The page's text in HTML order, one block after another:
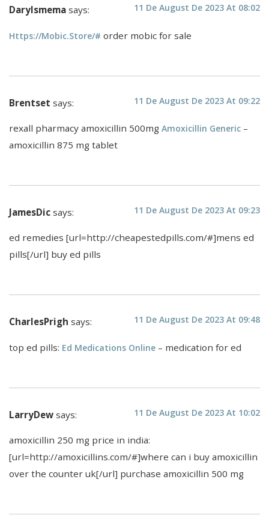
Darylsmema says: 11 De August De 2023 At 08:02
Https://mobic.store/# order mobic for sale
Brentset says: 11 De August De 2023 At 09:22
rexall pharmacy amoxicillin 500mg Amoxicillin Generic –
amoxicillin 875 mg tablet
JamesDic says: 11 De August De 2023 At 09:23
ed remedies [url=http://cheapestedpills.com/#]mens ed
pills[/url] buy ed pills
CharlesPrigh says: 11 De August De 2023 At 09:48
top ed pills: Ed Medications Online – medication for ed
LarryDew says: 11 De August De 2023 At 10:02
amoxicillin 250 mg price in india:
[url=http://amoxicillins.com/#]where can i buy amoxicillin
over the counter uk[/url] purchase amoxicillin 500 mg